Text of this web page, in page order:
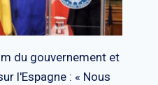
du gouvernement et
l'Espagne : « Nous